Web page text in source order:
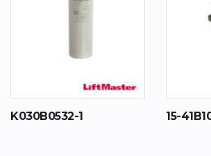
K030B0532-1 15-